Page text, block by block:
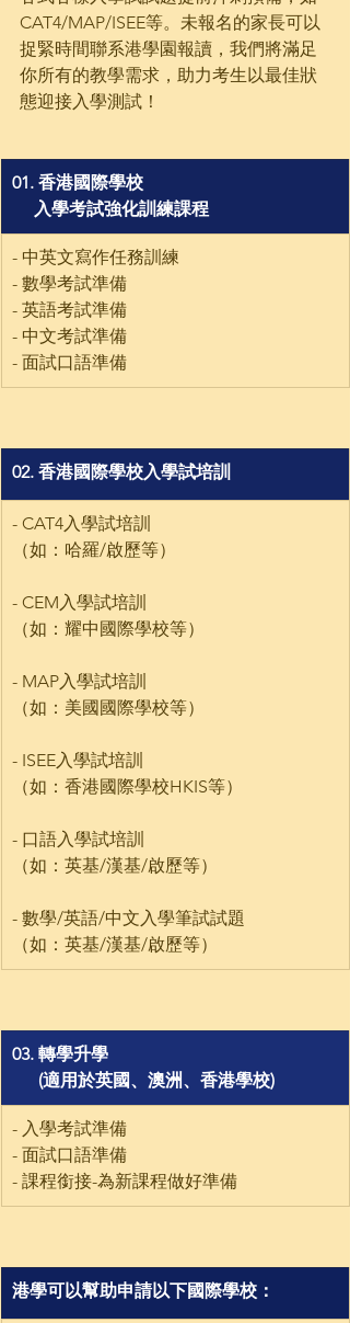
CAT4/MAP/ISEE等。未報名的家長可以
捉緊時間聯系港學園報讀，我們將滿足
你所有的教學需求，助力考生以最佳狀
態迎接入學測試！
​01. 香港國際學校
     入學考試強化訓練課程
- 中英文寫作任務訓練
- 數學考試準備
- 英語考試準備
- 中文考試準備
- 面試口語準備
02. 香港國際學校入學試培訓
​- CAT4入學試培訓
（如：哈羅/啟歷等）
- CEM入學試培訓
（如：耀中國際學校等）
- MAP入學試培訓
（如：美國國際學校等）
- ISEE入學試培訓
（如：香港國際學校HKIS等）
- 口語入學試培訓
（如：英基/漢基/啟歷等）
- 數學/英語/中文入學筆試試題
（如：英基/漢基/啟歷等）
​03. 轉學升學
      (適用於英國、澳洲、香港學校)
​- 入學考試準備
- 面試口語準備
- 課程銜接-為新課程做好準備
​港學可以幫助申請以下國際學校：